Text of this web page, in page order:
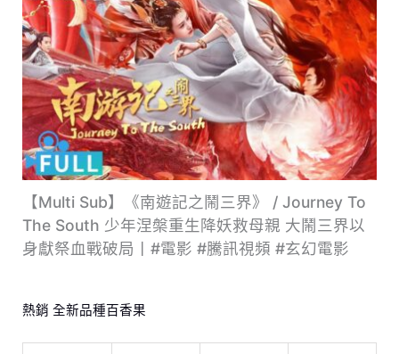
【Multi Sub】《南遊記之鬧三界》 / Journey To
The South 少年涅槃重生降妖救母親 大鬧三界以
身獻祭血戰破局丨#電影 #騰訊視頻 #玄幻電影
熱銷 全新品種百香果